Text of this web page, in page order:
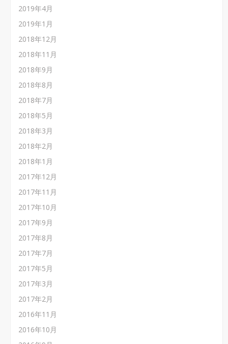
2019年4月
2019年1月
2018年12月
2018年11月
2018年9月
2018年8月
2018年7月
2018年5月
2018年3月
2018年2月
2018年1月
2017年12月
2017年11月
2017年10月
2017年9月
2017年8月
2017年7月
2017年5月
2017年3月
2017年2月
2016年11月
2016年10月